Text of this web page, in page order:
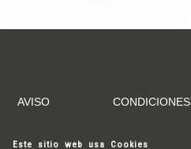
AVISO
CONDICIONES
COMPRA
Este sitio web usa Cookies